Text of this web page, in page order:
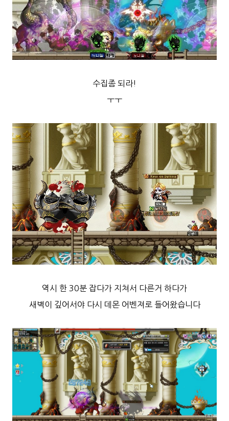
수집좀 되라!
ㅜㅜ
역시 한 30분 잡다가 지쳐서 다른거 하다가
새벽이 깊어서야 다시
데몬 어벤져로 들어왔습니다